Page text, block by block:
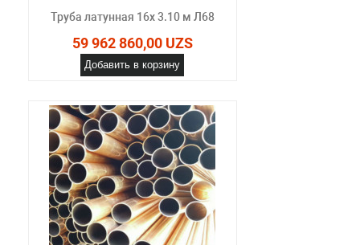
Труба латунная 16х 3.10 м Л68
59 962 860,00 UZS
Добавить в корзину